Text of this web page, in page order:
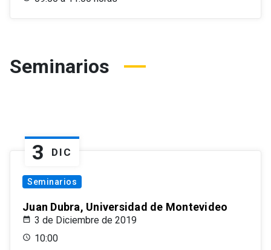
Seminarios
3 DIC
Seminarios
Juan Dubra, Universidad de Montevideo
3 de Diciembre de 2019
10:00